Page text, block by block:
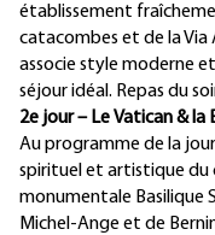
établissement
catacombes et de la
associe style moderne
séjour idéal. Repas du
2e jour – Le Vatican & la
Au programme de la
spirituel et artistique du
monumentale Basilique
Michel-Ange et de